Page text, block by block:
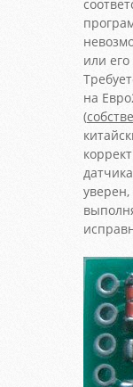
или
на
(
уверен,